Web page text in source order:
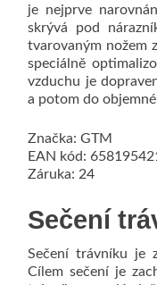
je nejprve
skrývá pod
tvarovaným nožem
speciálně
vzduchu je
a potom do
Značka: GTM
EAN kód:
Záruka: 24
Sečení
Sečení trávníku je
Cílem sečení je